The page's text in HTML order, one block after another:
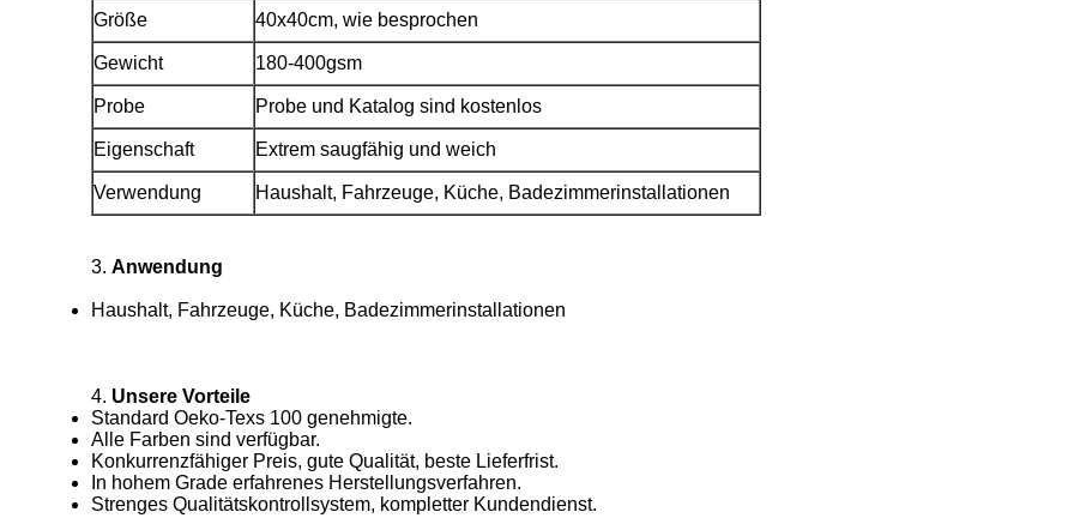
Größe 40x40cm, wie besprochen
Gewicht 180-400gsm
Probe Probe und Katalog sind kostenlos
Eigenschaft Extrem saugfähig und weich
Verwendung Haushalt, Fahrzeuge, Küche, Badezimmerinstallationen
3. Anwendung
Haushalt, Fahrzeuge, Küche, Badezimmerinstallationen
4. Unsere Vorteile
Standard Oeko-Texs 100 genehmigte.
Alle Farben sind verfügbar.
Konkurrenzfähiger Preis, gute Qualität, beste Lieferfrist.
In hohem Grade erfahrenes Herstellungsverfahren.
Strenges Qualitätskontrollsystem, kompletter Kundendienst.